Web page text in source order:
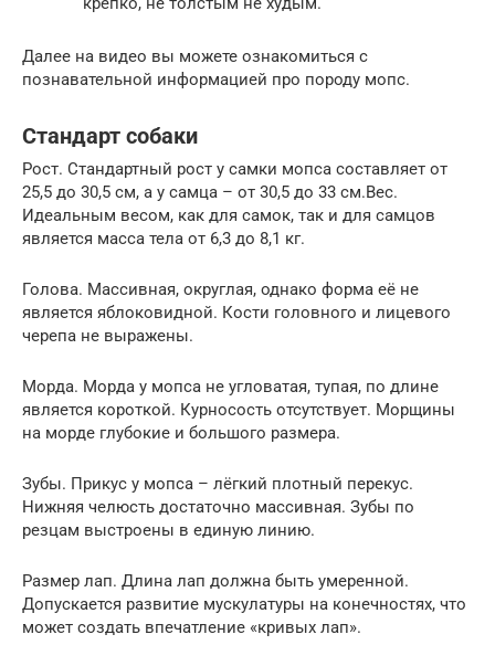
Далее на видео вы можете ознакомиться с
познавательной информацией про породу мопс.
Стандарт собаки
Рост. Стандартный рост у самки мопса составляет от
25,5 до 30,5 см, а у самца – от 30,5 до 33 см.Вес.
Идеальным весом, как для самок, так и для самцов
является масса тела от 6,3 до 8,1 кг.
Голова. Массивная, округлая, однако форма её не
является яблоковидной. Кости головного и лицевого
черепа не выражены.
Морда. Морда у мопса не угловатая, тупая, по длине
является короткой. Курносость отсутствует. Морщины
на морде глубокие и большого размера.
Зубы. Прикус у мопса – лёгкий плотный перекус.
Нижняя челюсть достаточно массивная. Зубы по
резцам выстроены в единую линию.
Размер лап. Длина лап должна быть умеренной.
Допускается развитие мускулатуры на конечностях, что
может создать впечатление «кривых лап».